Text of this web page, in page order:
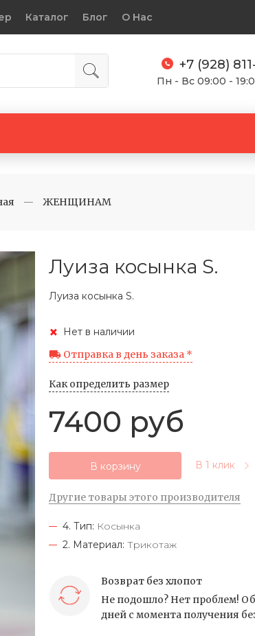
Каталог Блог О Нас
+7 (928)
Пн - Вс 09:00 -
ЖЕНЩИНАМ
Луиза косынка S.
Луиза косынка S.
Нет в наличии
Отправка в день заказа *
Как определить размер
7400 руб
В корзину В 1 клик
Другие товары этого производителя
4. Тип: Косынка
2. Материал: Трикотаж
Возврат без хлопот
Не подошло? Нет проблем!
дней с момента получения